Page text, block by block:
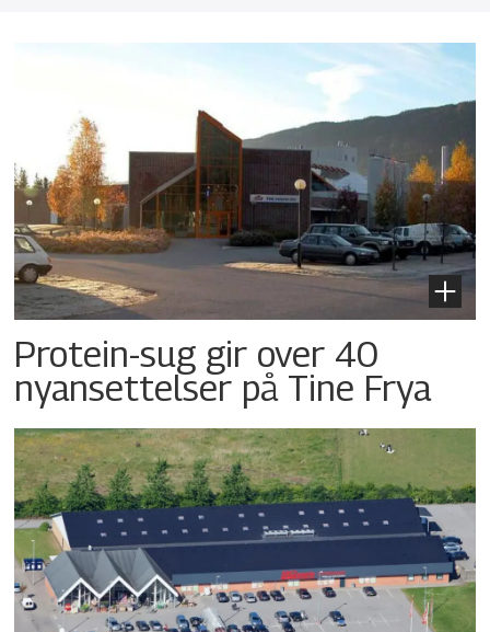
Protein-sug gir over 40
nyansettelser på Tine Frya